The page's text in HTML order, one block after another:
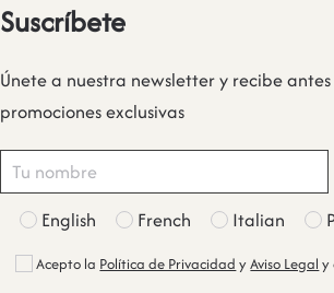
Suscríbete
Únete a nuestra newsletter y recibe
promociones exclusivas
English French Italian
Acepto la Política de Privacidad yAviso Legal y